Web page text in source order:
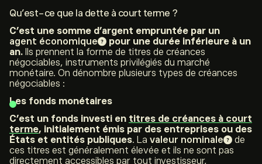
Qu’est-ce que la dette à court terme ?
C’est une somme d’argent empruntée par un
agent économique
pour une durée inférieure à un
an. Ils prennent la forme de titres de créances
négociables, instruments privilégiés du marché
monétaire. On dénombre plusieurs types de créances
négociables :
Les fonds monétaires
C’est un fonds investi en titres de créances à court
terme, initialement émis par des entreprises ou des
États et entités publiques. La valeur nominale
de
ces titres est généralement élevée et ils ne sont pas
directement accessibles par tout investisseur,